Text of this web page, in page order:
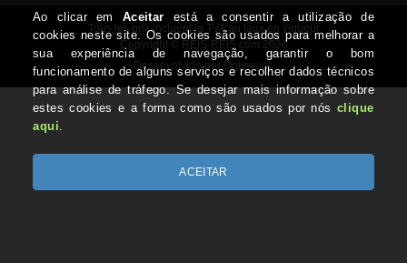
Tous les prix incluent la TVA au taux en vigueur
Copyright © REIS-REIS.com 2026
Desenvolvido por Optimeios